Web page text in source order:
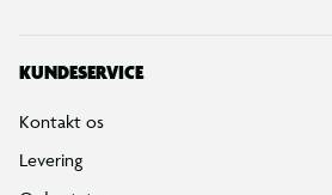
e-mærket
Salling Group tilbagekaldelser
Ledige jobs